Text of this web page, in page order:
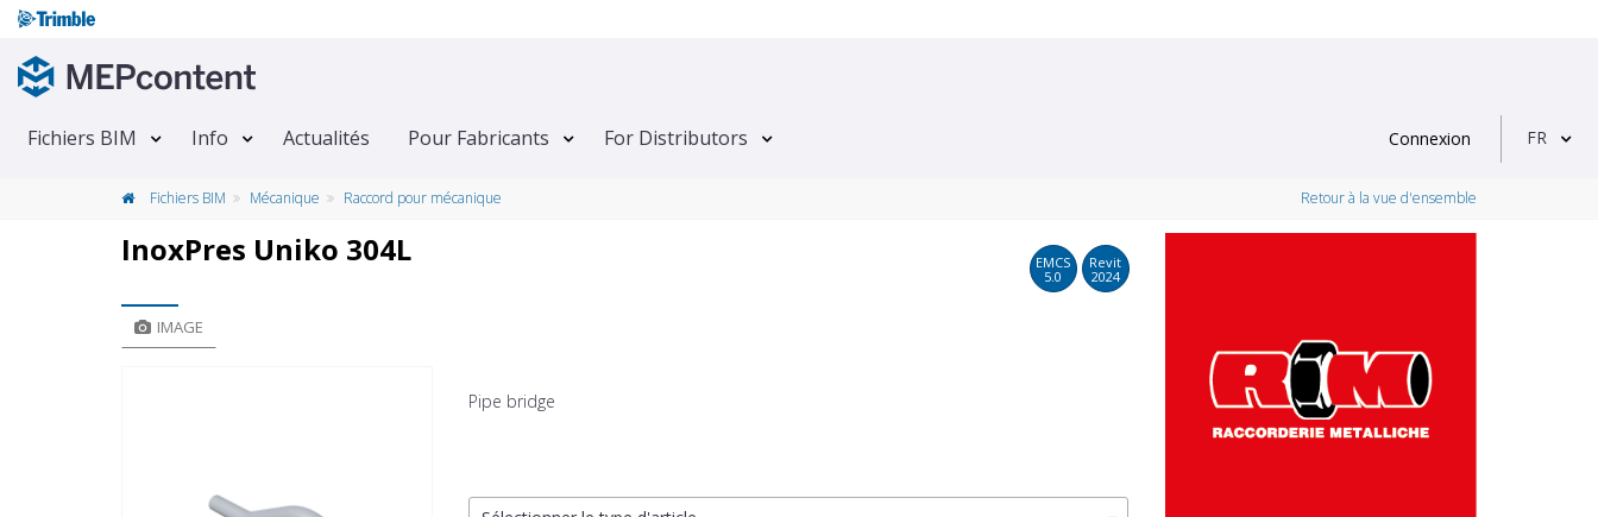
Fichiers BIM Info Actualités Pour Fabricants For Distributors Connexion FR
Fichiers BIM Mécanique Raccord pour mécanique Retour à la vue d'ensemble
InoxPres Uniko 304L
EMCS
5.0
Revit
2024
IMAGE
Pipe bridge